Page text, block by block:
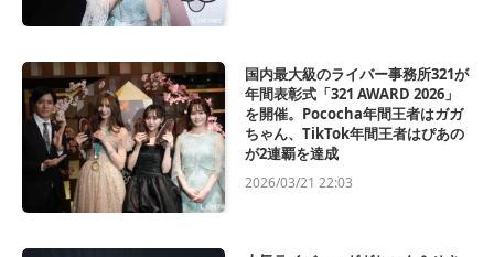
国内最大級のライバー事務所321が
年間表彰式「321 AWARD 2026」
を開催。Pococha年間王者はガガ
ちゃん、TikTok年間王者はぴあの
が2連覇を達成
2026/03/21 22:03